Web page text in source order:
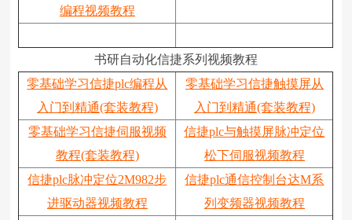
编程视频教程
书研自动化信捷系列视频教程
零基础学习信捷plc编程从
入门到精通(套装教程)
零基础学习信捷触摸屏从
入门到精通(套装教程)
零基础学习信捷伺服视频
教程(套装教程)
信捷plc与触摸屏脉冲定位
松下伺服视频教程
信捷plc脉冲定位2M982步
进驱动器视频教程
信捷plc通信控制台达M系
列变频器视频教程